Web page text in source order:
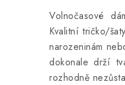
Volnočasové
Kvalitní tričko/
narozeninám
dokonale drží
rozhodně